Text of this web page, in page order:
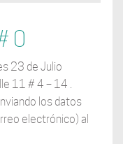
0
23 de Julio
11 # 4 – 14 .
los datos
electrónico) al